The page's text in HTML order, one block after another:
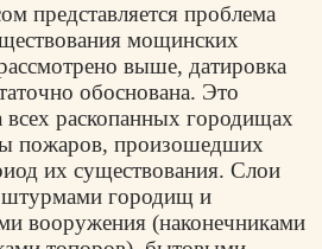
представляется проблема
мощинских
выше, датировка
обоснована. Это
всех раскопанных городищах
пожаров, произошедших
их существования. Слои
штурмами городищ и
вооружения (наконечниками